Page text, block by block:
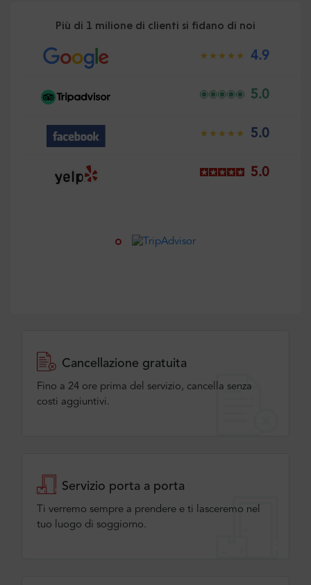
Più di 1 milione di clienti si fidano di noi
4.9
5.0
5.0
5.0
Cancellazione gratuita
Fino a 24 ore prima del servizio, cancella senza
costi aggiuntivi.
Servizio porta a porta
Ti verremo sempre a prendere e ti lasceremo nel
tuo luogo di soggiorno.